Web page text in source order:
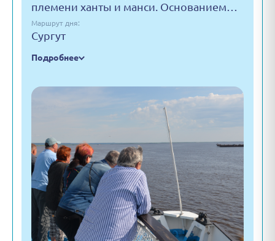
племени ханты и манси. Основанием…
Маршрут дня:
Сургут
Подробнее